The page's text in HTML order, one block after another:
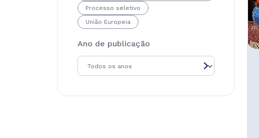
Processo seletivo
União Europeia
Ano de publicação